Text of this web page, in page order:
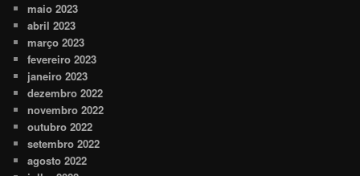
maio 2023
abril 2023
março 2023
fevereiro 2023
janeiro 2023
dezembro 2022
novembro 2022
outubro 2022
setembro 2022
agosto 2022